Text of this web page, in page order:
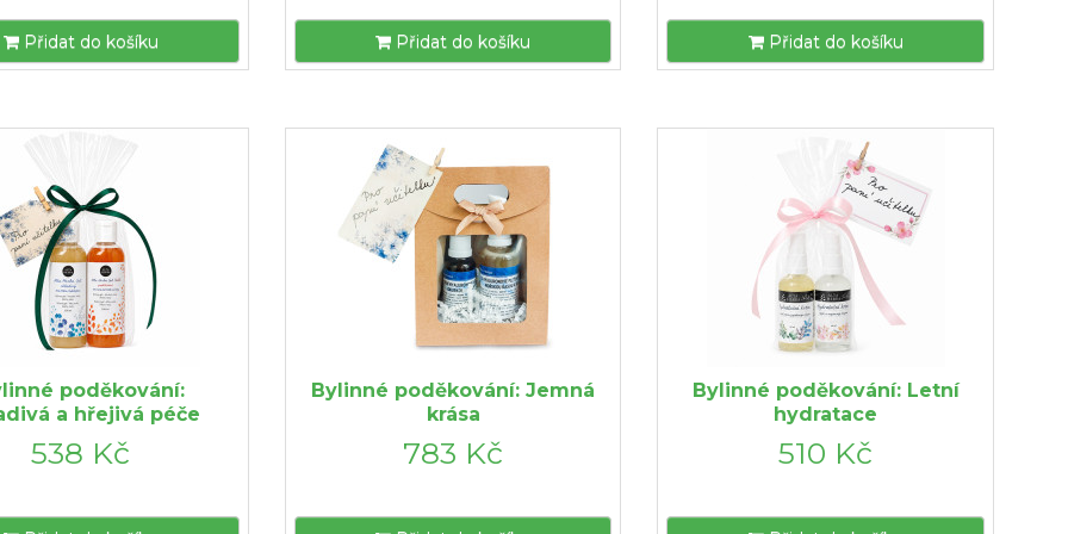
Přidat do košíku Přidat do košíku Přidat do košíku
poděkování:
a hřejivá péče
538 Kč
Bylinné poděkování: Jemná
krása
783 Kč
Bylinné poděkování: Letní
hydratace
510 Kč